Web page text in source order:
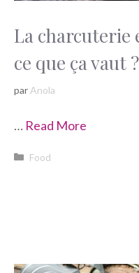
La charcuterie
ce que ça vaut ?
par Anola
… Read More
Catégories
Food